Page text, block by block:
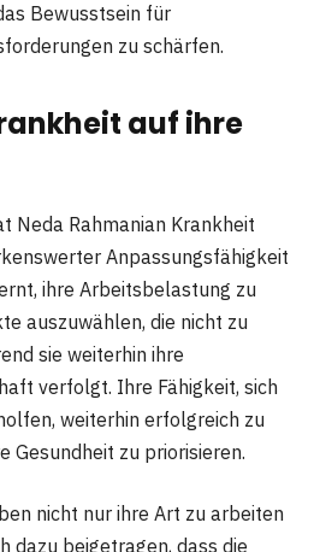
Bewusstsein für
zu schärfen.
auf ihre
Neda Rahmanian Krankheit
Anpassungsfähigkeit
ihre Arbeitsbelastung zu
auszuwählen, die nicht zu
sie weiterhin ihre
verfolgt. Ihre Fähigkeit, sich
weiterhin erfolgreich zu
Gesundheit zu priorisieren.
nicht nur ihre Art zu arbeiten
dazu beigetragen, dass die